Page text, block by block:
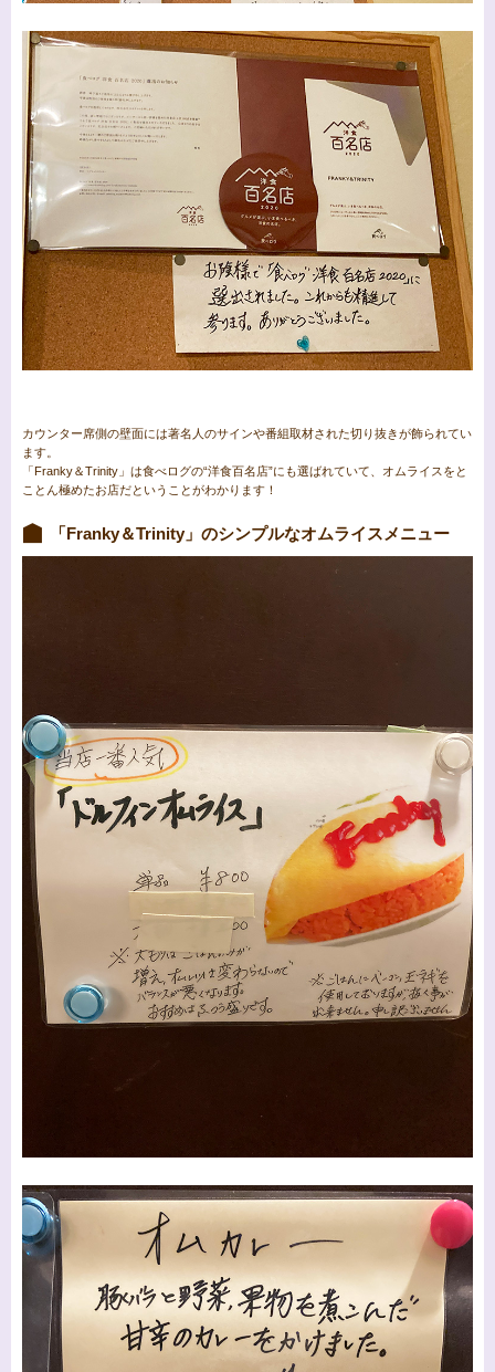
カウンター席側の壁面には著名人のサインや番組取材された切り抜きが飾られてい
ます。
「Franky＆Trinity」は食べログの“洋食百名店”にも選ばれていて、オムライスをと
ことん極めたお店だということがわかります！
「Franky＆Trinity」のシンプルなオムライスメニュー